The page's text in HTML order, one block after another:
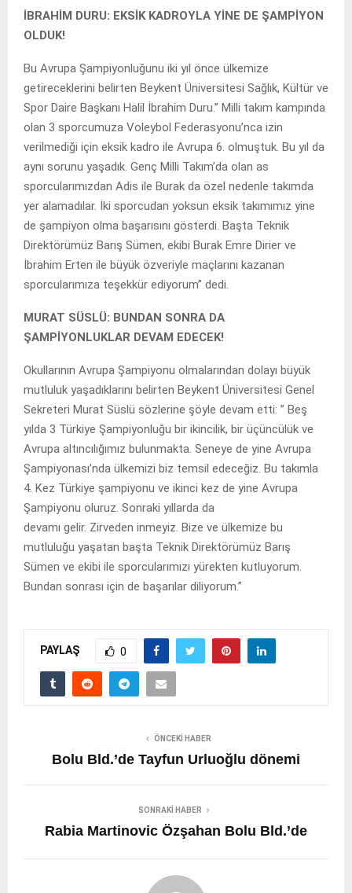
İBRAHİM DURU: EKSİK KADROYLA YİNE DE ŞAMPİYON
OLDUK!
Bu Avrupa Şampiyonluğunu iki yıl önce ülkemize
getireceklerini belirten Beykent Üniversitesi Sağlık, Kültür ve
Spor Daire Başkanı Halil İbrahim Duru.” Milli takım kampında
olan 3 sporcumuza Voleybol Federasyonu’nca izin
verilmediği için eksik kadro ile Avrupa 6. olmuştuk. Bu yıl da
aynı sorunu yaşadık. Genç Milli Takım’da olan as
sporcularımızdan Adis ile Burak da özel nedenle takımda
yer alamadılar. İki sporcudan yoksun eksik takımımız yine
de şampiyon olma başarısını gösterdi. Başta Teknik
Direktörümüz Barış Sümen, ekibi Burak Emre Dirier ve
İbrahim Erten ile büyük özveriyle maçlarını kazanan
sporcularımıza teşekkür ediyorum” dedi.
MURAT SÜSLÜ: BUNDAN SONRA DA
ŞAMPİYONLUKLAR DEVAM EDECEK!
Okullarının Avrupa Şampiyonu olmalarından dolayı büyük
mutluluk yaşadıklarını belirten Beykent Üniversitesi Genel
Sekreteri Murat Süslü sözlerine şöyle devam etti: ” Beş
yılda 3 Türkiye Şampiyonluğu bir ikincilik, bir üçüncülük ve
Avrupa altıncılığımız bulunmakta. Seneye de yine Avrupa
Şampiyonası’nda ülkemizi biz temsil edeceğiz. Bu takımla
4. Kez Türkiye şampiyonu ve ikinci kez de yine Avrupa
Şampiyonu oluruz. Sonraki yıllarda da
devamı gelir. Zirveden inmeyiz. Bize ve ülkemize bu
mutluluğu yaşatan başta Teknik Direktörümüz Barış
Sümen ve ekibi ile sporcularımızı yürekten kutluyorum.
Bundan sonrası için de başarılar diliyorum.”
PAYLAŞ 0
ÖNCEKI HABER
Bolu Bld.’de Tayfun Urluoğlu dönemi
SONRAKI HABER
Rabia Martinovic Özşahan Bolu Bld.’de